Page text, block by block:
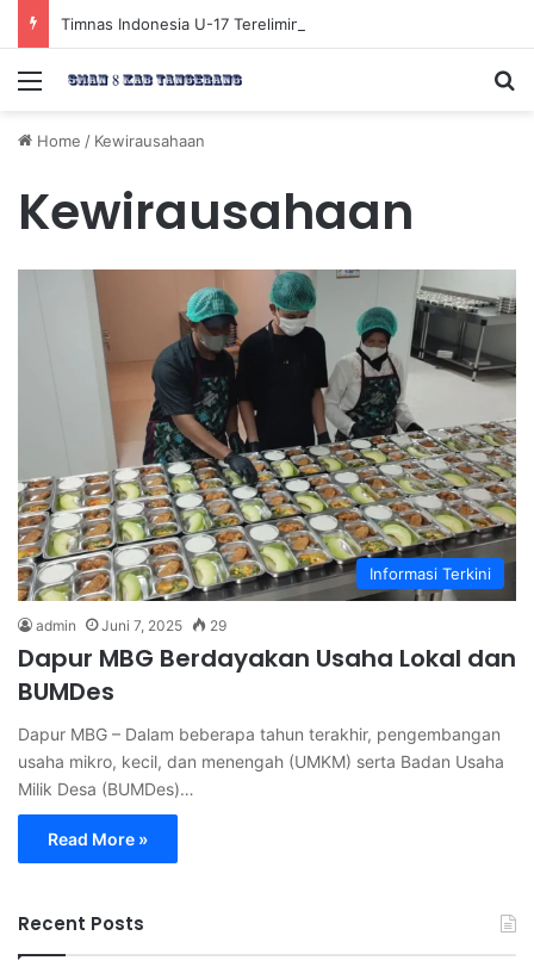
Menu
Home / Kewirausahaan
Kewirausahaan
Informasi Terkini
admin Juni 7, 2025 29
Dapur MBG Berdayakan Usaha Lokal dan
BUMDes
Dapur MBG – Dalam beberapa tahun terakhir, pengembangan
usaha mikro, kecil, dan menengah (UMKM) serta Badan Usaha
Milik Desa (BUMDes)…
Read More »
Recent Posts